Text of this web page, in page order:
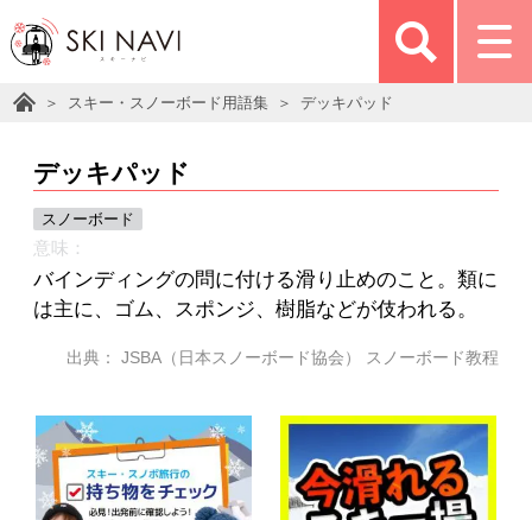
スキー・スノーボード用語集 デッキパッド
デッキパッド
スノーボード
意味：
バインディングの問に付ける滑り止めのこと。類に
は主に、ゴム、スポンジ、樹脂などが伎われる。
出典： JSBA（日本スノーボード協会） スノーボード教程